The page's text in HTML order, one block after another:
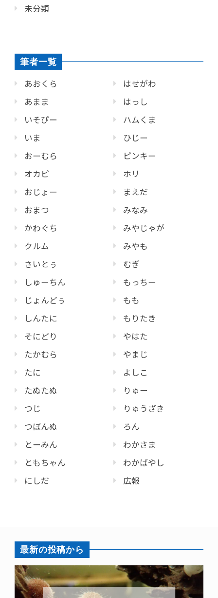
未分類
筆者一覧
あおくら
あまま
いそぴー
いま
おーむら
オカピ
おじょー
おまつ
かわぐち
クルム
さいとぅ
しゅーちん
じょんどぅ
しんたに
そにどり
たかむら
たに
たぬたぬ
つじ
つぼんぬ
とーみん
ともちゃん
にしだ
はせがわ
はっし
ハムくま
ひじー
ピンキー
ホリ
まえだ
みなみ
みやじゃが
みやも
むぎ
もっちー
もも
もりたき
やはた
やまじ
よしこ
りゅー
りゅうざき
ろん
わかさま
わかばやし
広報
最新の投稿から